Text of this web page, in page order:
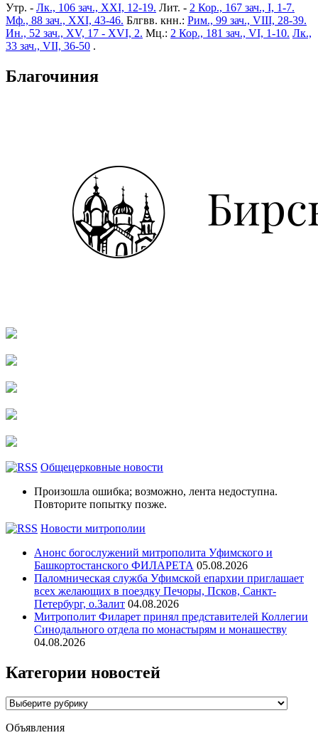
Утр. - Лк., 106 зач., XXI, 12-19. Лит. - 2 Кор., 167 зач., I, 1-7.
Мф., 88 зач., XXI, 43-46. Блгвв. кнн.: Рим., 99 зач., VIII, 28-39.
Ин., 52 зач., XV, 17 - XVI, 2. Мц.: 2 Кор., 181 зач., VI, 1-10. Лк.,
33 зач., VII, 36-50 .
Благочиния
Общецерковные новости
Произошла ошибка; возможно, лента недоступна.
Повторите попытку позже.
Новости митрополии
Анонс богослужений митрополита Уфимского и
Башкортостанского ФИЛАРЕТА 05.08.2026
Паломническая служба Уфимской епархии приглашает
всех желающих в поездку Печоры, Псков, Санкт-
Петербург, о.Залит 04.08.2026
Митрополит Филарет принял представителей Коллегии
Синодального отдела по монастырям и монашеству
04.08.2026
Категории новостей
Категории
Объявления